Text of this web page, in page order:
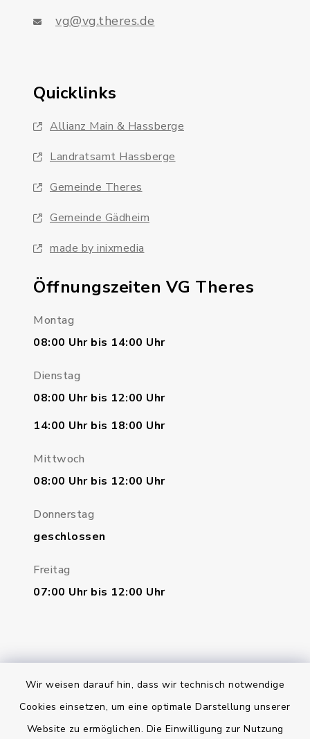
Wir weisen darauf hin, dass wir technisch notwendige
Cookies einsetzen, um eine optimale Darstellung unserer
Website zu ermöglichen. Die Einwilligung zur Nutzung
vg@vg.theres.de
Quicklinks
Allianz Main & Hassberge
Landratsamt Hassberge
Gemeinde Theres
Gemeinde Gädheim
made by inixmedia
Öffnungszeiten VG Theres
Montag
08:00 Uhr bis 14:00 Uhr
Dienstag
08:00 Uhr bis 12:00 Uhr
14:00 Uhr bis 18:00 Uhr
Mittwoch
08:00 Uhr bis 12:00 Uhr
Donnerstag
geschlossen
Freitag
07:00 Uhr bis 12:00 Uhr
Bankverbindung